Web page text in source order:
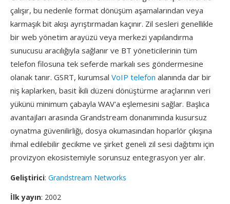
çalışır, bu nedenle format dönüşüm aşamalarından veya
karmaşık bit akışı ayrıştırmadan kaçınır. Zil sesleri genellikle
bir web yönetim arayüzü veya merkezi yapılandırma
sunucusu aracılığıyla sağlanır ve BT yöneticilerinin tüm
telefon filosuna tek seferde markalı ses göndermesine
olanak tanır. GSRT, kurumsal VoIP telefon alanında dar bir
niş kaplarken, basit i̇kili düzeni dönüştürme araçlarının veri
yükünü minimum çabayla WAV'a eşlemesini sağlar. Başlıca
avantajları arasında Grandstream donanımında kusursuz
oynatma güvenilirliği, dosya okumasından hoparlör çıkışına
ihmal edilebilir gecikme ve şirket geneli zil sesi dağıtımı için
provizyon ekosistemiyle sorunsuz entegrasyon yer alır.
Geliştirici: Grandstream Networks
İlk yayın: 2002